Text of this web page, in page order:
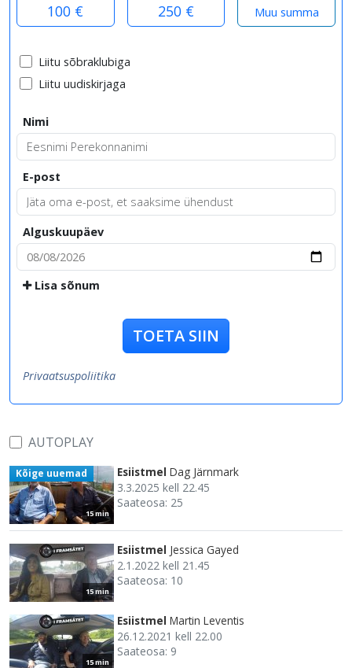
100 € 250 €
Liitu sõbraklubiga
Liitu uudiskirjaga
Nimi
E-post
Alguskuupäev
Lisa sõnum
TOETA SIIN
Privaatsuspoliitika
AUTOPLAY
15 min
Kõige uuemad Esiistmel Dag Järnmark
3.3.2025 kell 22.45
Saateosa: 25
15 min
Esiistmel Jessica Gayed
2.1.2022 kell 21.45
Saateosa: 10
15 min
Esiistmel Martin Leventis
26.12.2021 kell 22.00
Saateosa: 9